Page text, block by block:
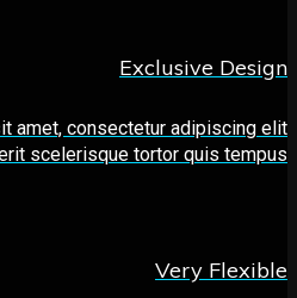
Exclusive
sit amet, consectetur
scelerisque tortor quis
Very